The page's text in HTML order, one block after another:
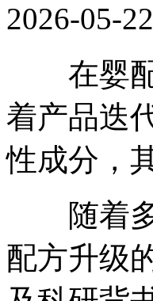
2026-
在婴配
着产品迭
性成分，
随着多
配方升级